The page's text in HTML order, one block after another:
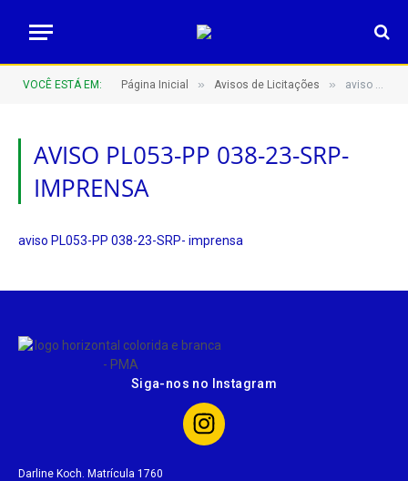
VOCÊ ESTÁ EM: Página Inicial » Avisos de Licitações » aviso PL053-PP 038-23-SRP- imprensa
AVISO PL053-PP 038-23-SRP-
IMPRENSA
aviso PL053-PP 038-23-SRP- imprensa
Siga-nos no Instagram
Darline Koch. Matrícula 1760